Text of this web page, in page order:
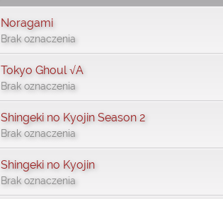
Noragami
Brak oznaczenia
Tokyo Ghoul √A
Brak oznaczenia
Shingeki no Kyojin Season 2
Brak oznaczenia
Shingeki no Kyojin
Brak oznaczenia